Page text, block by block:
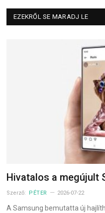
EZEKRŐL SE MARADJ LE
Hivatalos a megújult
Szerző: PÉTER 2026-07-22
A Samsung bemutatta új